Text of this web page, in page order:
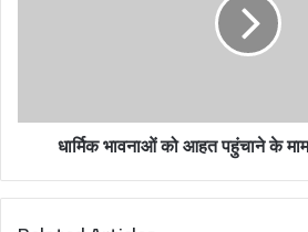
धार्मिक भावनाओं को आहत पहुंचाने के